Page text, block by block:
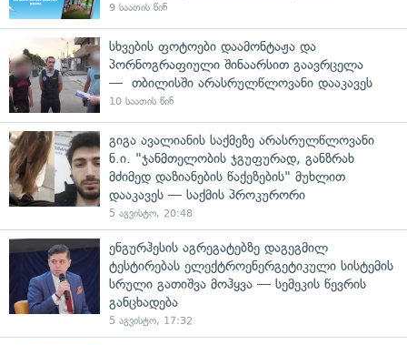
9 საათის წინ
სხვების ფოტოები დაამონტაჟა და
პორნოგრაფიული შინაარსით გაავრცელა
— თბილისში არასრულწლოვანი დააკავეს
10 საათის წინ
გიგა ავალიანის საქმეზე არასრულწლოვანი
ნ.ი. "ჯანმთელობის ჯგუფურად, განზრახ
მძიმედ დაზიანების წაქეზების" მუხლით
დააკავეს — საქმის პროკურორი
5 აგვისტო, 20:48
ენგურჰესის აგრეგატებზე დაგეგმილ
ტესტირებას ელექტროენერგეტიკული სისტემის
სრული გათიშვა მოჰყვა — სემეკის წევრის
განცხადება
5 აგვისტო, 17:32